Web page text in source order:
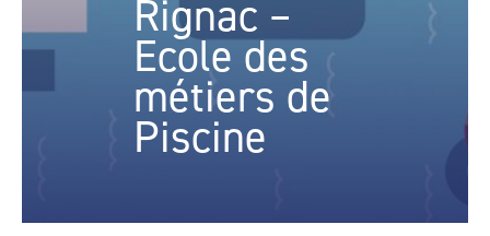
Rignac –
Ecole des
métiers de
Piscine